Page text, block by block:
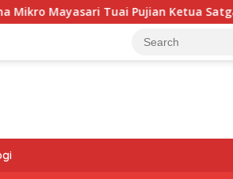
Pujian Ketua Satgas PRR